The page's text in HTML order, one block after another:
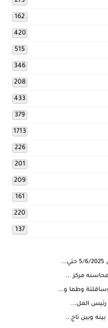
162
420
515
346
208
433
379
1713
226
201
209
161
220
137
مركز ...
وطما و...
رئيس المل...
وبين تاج...